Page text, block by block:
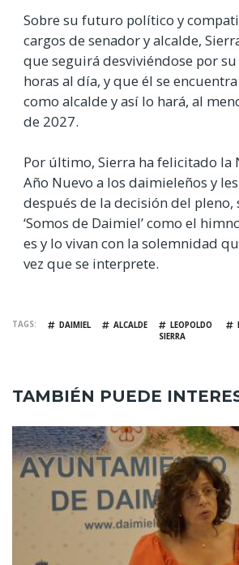
Sobre su futuro político y
cargos de senador y alcalde,
que seguirá desviviéndose por
horas al día, y que él se
como alcalde y así lo hará, al
de 2027.
Por último, Sierra ha felicitado la
Año Nuevo a los daimieleños y
después de la decisión del pleno,
‘Somos de Daimiel’ como el
es y lo vivan con la solemnidad
vez que se interprete.
TAGS DAIMIEL ALCALDE
LEOPOLDO
SIERRA
TAMBIÉN PUEDE